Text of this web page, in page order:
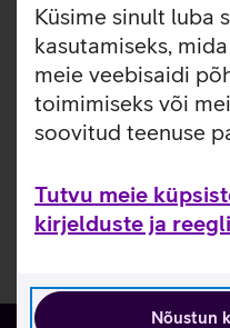
Küsime sinult luba
kasutamiseks,
meie veebisaidi
toimimiseks või
soovitud teenuse
Tutvu meie
kirjelduste ja
Nõustun